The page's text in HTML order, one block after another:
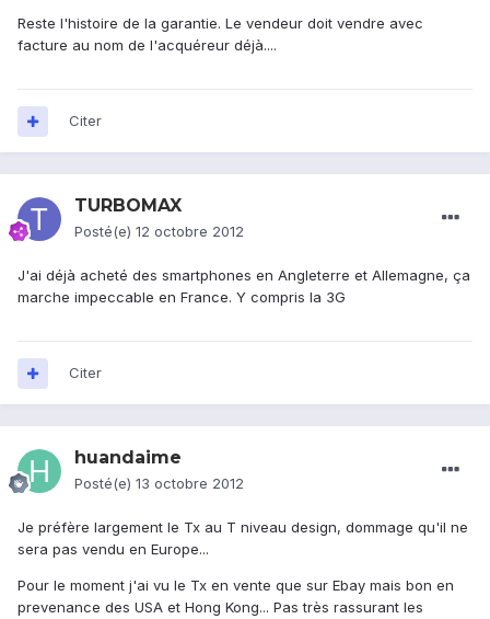
Reste l'histoire de la garantie. Le vendeur doit vendre avec
facture au nom de l'acquéreur déjà....
Citer
TURBOMAX
Posté(e) 12 octobre 2012
J'ai déjà acheté des smartphones en Angleterre et Allemagne, ça
marche impeccable en France. Y compris la 3G
Citer
huandaime
Posté(e) 13 octobre 2012
Je préfère largement le Tx au T niveau design, dommage qu'il ne
sera pas vendu en Europe...
Pour le moment j'ai vu le Tx en vente que sur Ebay mais bon en
prevenance des USA et Hong Kong... Pas très rassurant les